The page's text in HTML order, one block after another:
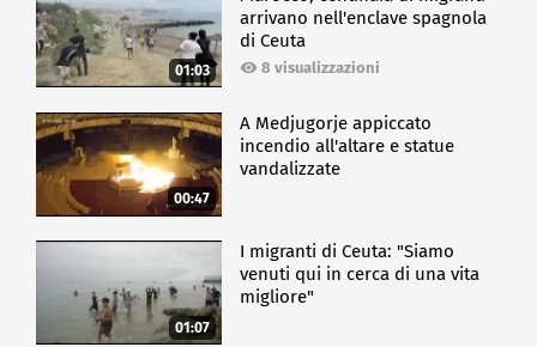
01:03
arrivano nell'enclave spagnola
di Ceuta
8 visualizzazioni
00:47
A Medjugorje appiccato
incendio all'altare e statue
vandalizzate
01:07
I migranti di Ceuta: "Siamo
venuti qui in cerca di una vita
migliore"